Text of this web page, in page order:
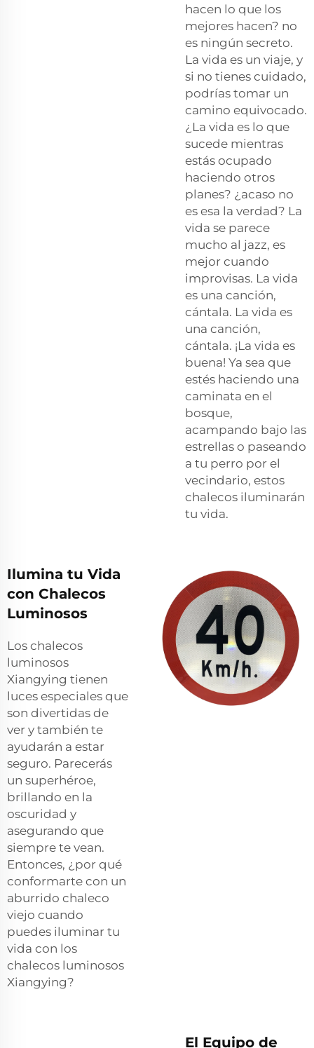
hacen lo que los
mejores hacen? no
es ningún secreto.
La vida es un viaje, y
si no tienes cuidado,
podrías tomar un
camino equivocado.
¿La vida es lo que
sucede mientras
estás ocupado
haciendo otros
planes? ¿acaso no
es esa la verdad? La
vida se parece
mucho al jazz, es
mejor cuando
improvisas. La vida
es una canción,
cántala. La vida es
una canción,
cántala. ¡La vida es
buena! Ya sea que
estés haciendo una
caminata en el
bosque,
acampando bajo las
estrellas o paseando
a tu perro por el
vecindario, estos
chalecos iluminarán
tu vida.
Ilumina tu Vida
con Chalecos
Luminosos
Los chalecos
luminosos
Xiangying tienen
luces especiales que
son divertidas de
ver y también te
ayudarán a estar
seguro. Parecerás
un superhéroe,
brillando en la
oscuridad y
asegurando que
siempre te vean.
Entonces, ¿por qué
conformarte con un
aburrido chaleco
viejo cuando
puedes iluminar tu
vida con los
chalecos luminosos
Xiangying?
El Equipo de